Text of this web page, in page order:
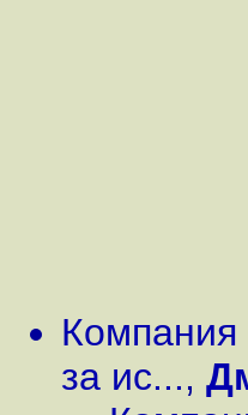
Компания
за ис...,